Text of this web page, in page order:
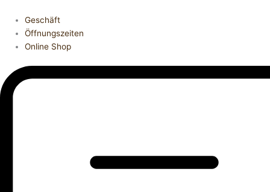
Geschäft
Öffnungszeiten
Online Shop